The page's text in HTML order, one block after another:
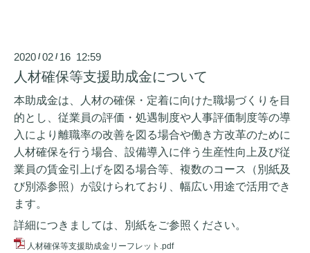
2020 /02 / 16 12:59
人材確保等支援助成金について
本助成金は、
人材の確保・定着に向けた職場づくりを目
的とし、 従業員の評価・処遇制度や人事評価制度等の導
入により離職率の改善を図る場合や働き方改革のために
人材確保を行う場合、設備導入に伴う生産性向上及び従
業員の賃金引上げを図る場合等、複数のコース（別紙及
び別添参照）が設けられており、幅広い用途で活用でき
ます。
詳細につきましては、別紙をご参照ください。
人材確保等支援助成金リーフレット.pdf